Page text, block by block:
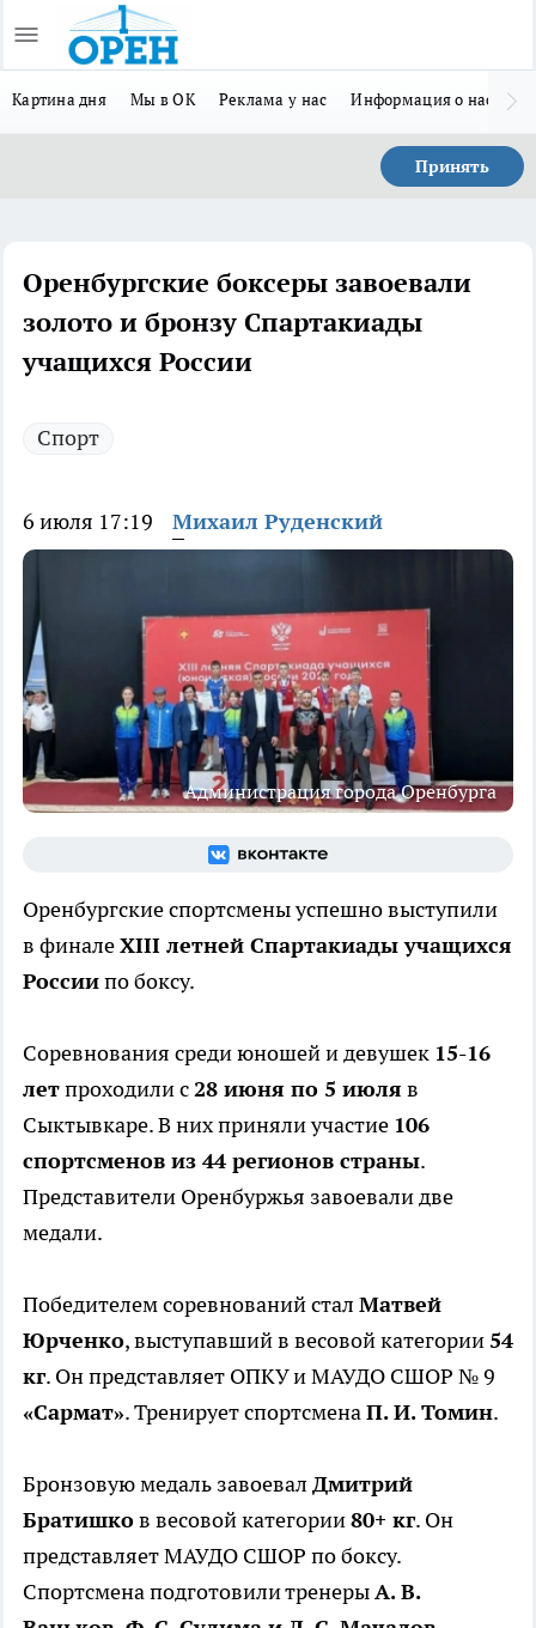
Картина дня Мы в ОК Реклама у нас Информация о нас
Принять
Оренбургские боксеры завоевали
золото и бронзу Спартакиады
учащихся России
Спорт
6 июля 17:19 Михаил Руденский
Администрация города Оренбурга
Оренбургские спортсмены успешно выступили
в финалеXIII летней Спартакиады учащихся
Россиипо боксу.
Соревнования среди юношей и девушек 15-16
летпроходили с28 июня по 5 июля в
Сыктывкаре. В них приняли участие 106
спортсменов из 44 регионов страны.
Представители Оренбуржья завоевали две
медали.
Победителем соревнований стал Матвей
Юрченко, выступавший в весовой категории 54
кг. Он представляет ОПКУ и МАУДО СШОР № 9
«Сармат». Тренирует спортсменаП. И. Томин.
Бронзовую медаль завоевал Дмитрий
Братишков весовой категории80+ кг. Он
представляет МАУДО СШОР по боксу.
Спортсмена подготовили тренерыА. В.